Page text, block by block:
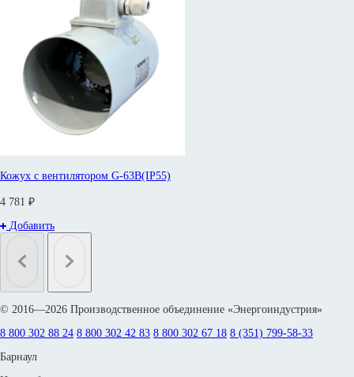
Кожух с вентилятором G-63B(IP55)
4 781 ₽
Добавить
© 2016—2026 Производственное объединение «Энергоиндустрия»
8 800 302 88 24 8 800 302 42 83 8 800 302 67 18 8 (351) 799-58-33
Барнаул